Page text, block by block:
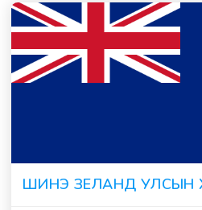
ШИНЭ ЗЕЛАНД УЛСЫН